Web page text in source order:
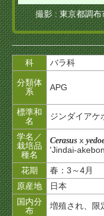
撮影 : 東京都調
科 バラ科
分類体
系
APG
標準和
名
ジンダイアケ
学名／
栽培品
種名
Cerasus x
'Jindai-
花期 春：3～4月
原産地
日本
国内分
布
増殖され、限